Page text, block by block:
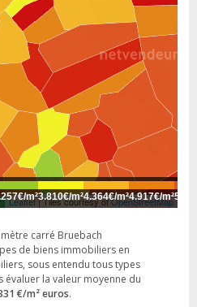
Leaflet| Tiles courtesy ofOpenStreetMap
m²3.810€/m²4.364€/m²4.917€/m²
carré Bruebach
de biens immobiliers en
sous entendu tous types
la valeur moyenne du
€/m² euros.